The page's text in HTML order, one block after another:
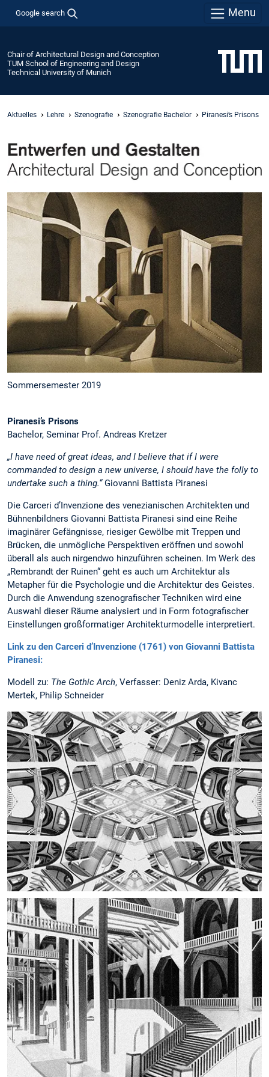
Google search Menu
Chair of Architectural Design and Conception
TUM School of Engineering and Design
Technical University of Munich
Aktuelles Lehre Szenografie Szenografie Bachelor Piranesi’s Prisons
Sommersemester 2019
Piranesi’s Prisons
Bachelor, Seminar Prof. Andreas Kretzer
„I have need of great ideas, and I believe that if I were
commanded to design a new universe, I should have the folly to
undertake such a thing.“Giovanni Battista Piranesi
Die Carceri d’Invenzione des venezianischen Architekten und
Bühnenbildners Giovanni Battista Piranesi sind eine Reihe
imaginärer Gefängnisse, riesiger Gewölbe mit Treppen und
Brücken, die unmögliche Perspektiven eröffnen und sowohl
überall als auch nirgendwo hinzuführen scheinen. Im Werk des
„Rembrandt der Ruinen“ geht es auch um Architektur als
Metapher für die Psychologie und die Architektur des Geistes.
Durch die Anwendung szenografischer Techniken wird eine
Auswahl dieser Räume analysiert und in Form fotografischer
Einstellungen großformatiger Architekturmodelle interpretiert.
Link zu den Carceri d’Invenzione (1761) von Giovanni Battista
Piranesi:
Modell zu: The Gothic Arch, Verfasser: Deniz Arda, Kivanc
Mertek, Philip Schneider